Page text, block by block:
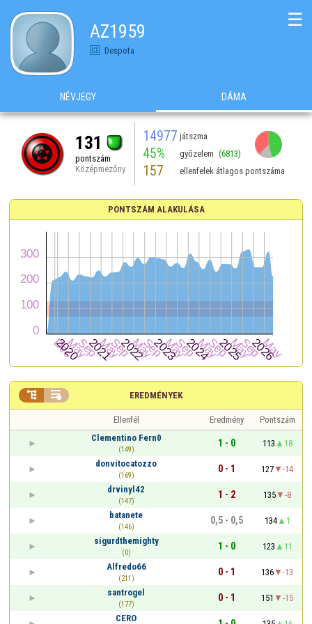
AZ1959
Despota
☰
NÉVJEGY DÁMA
131
pontszám
Középmezőny
14977 játszma
45% győzelem (6813)
157 ellenfelek átlagos pontszáma
PONTSZÁM ALAKULÁSA
EREDMÉNYEK
 
Ellenfél Eredmény
Pontszám
Clementino Fern0
(149)
1 - 0 113
18
donvitocatozzo
(169)
0 - 1 127
-14
drvinyl42
(147)
1 - 2 135
-8
batanete
(146)
0,5 - 0,5 134
1
sigurdthemighty
(0)
1 - 0 123
11
Alfredo66
(211)
0 - 1 136
-13
santrogel
(177)
0 - 1 151
-15
CERO